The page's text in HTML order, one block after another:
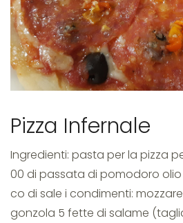
Pizza Infernale
Ingredienti: pasta per la pizza
00 di passata di pomodoro olio
co di sale i condimenti:
gonzola 5 fette di salame